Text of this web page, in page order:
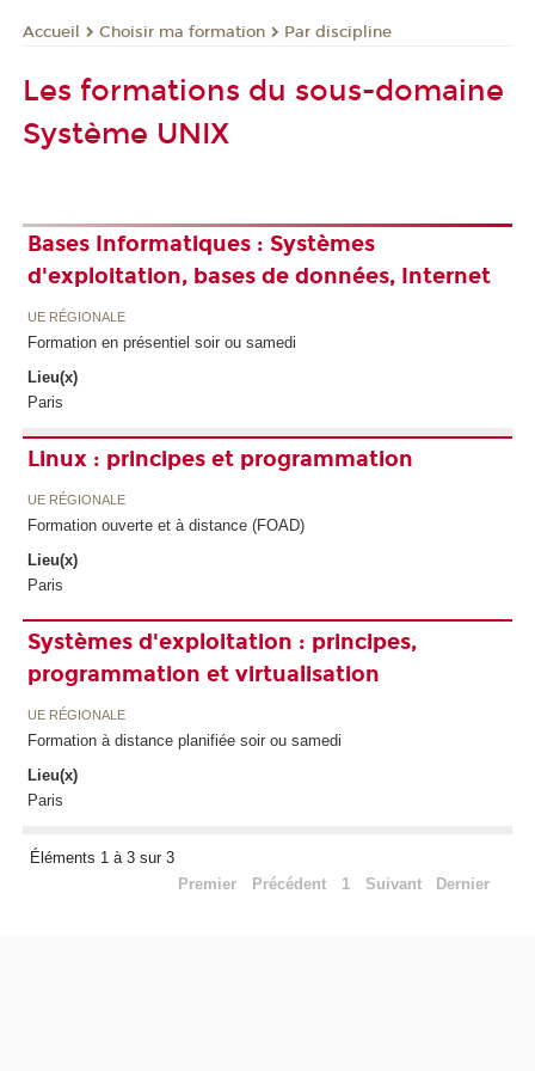
Accueil Choisir ma formation Par discipline
Les formations du sous-domaine
Système UNIX
Bases Informatiques : Systèmes
d'exploitation, bases de données, Internet
UE RÉGIONALE
Formation en présentiel soir ou samedi
Lieu(x)
Paris
Linux : principes et programmation
UE RÉGIONALE
Formation ouverte et à distance (FOAD)
Lieu(x)
Paris
Systèmes d'exploitation : principes,
programmation et virtualisation
UE RÉGIONALE
Formation à distance planifiée soir ou samedi
Lieu(x)
Paris
Éléments 1 à 3 sur 3
Premier
Précédent 1 Suivant Dernier